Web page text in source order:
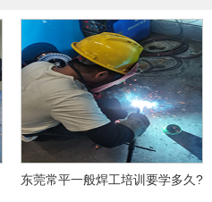
东莞常平一般焊工培训要学多久?